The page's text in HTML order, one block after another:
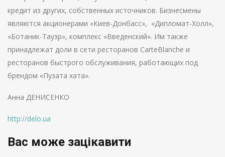
кредит из других, собственных источников. Бизнесмены
являются акционерами «Киев-Донбасс», «Дипломат-Холл»,
«Ботаник-Тауэр», комплекс «Введенский». Им также
принадлежат доли в сети ресторанов CarteBlanche и
ресторанов быстрого обслуживания, работающих под
брендом «Пузата хата».
Анна ДЕНИСЕНКО
http://delo.ua
Вас може зацікавити